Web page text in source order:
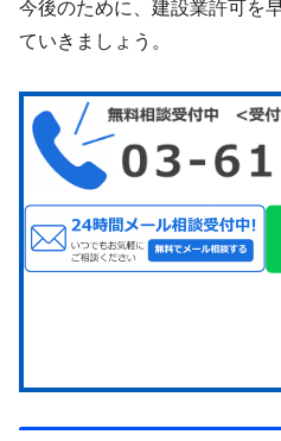
今後のために、建設業許可を
ていきましょう。